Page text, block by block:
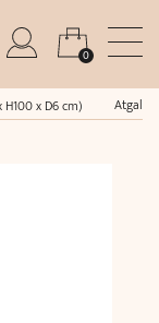
0
x D6 cm) Atgal